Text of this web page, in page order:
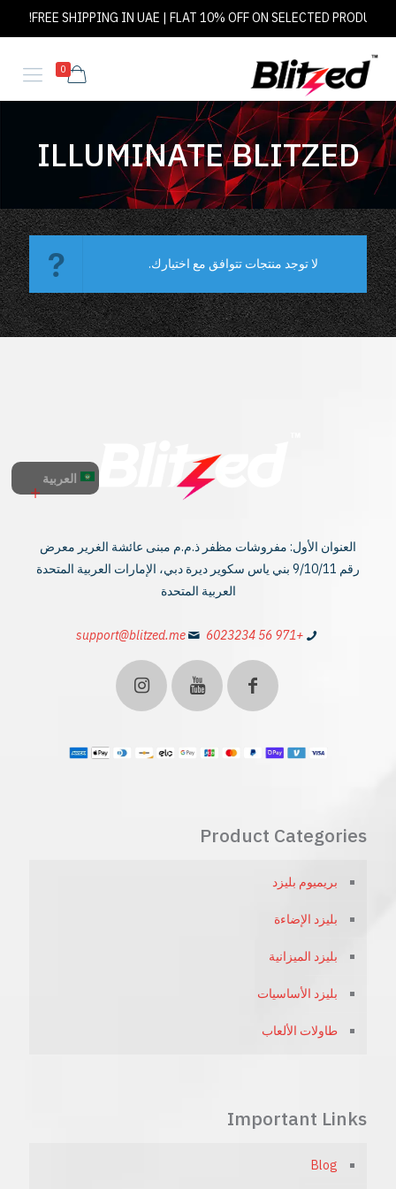
FREE SHIPPING IN UAE | FLAT 10% OFF ON SELECTED PRODUCTS!
0
ILLUMINATE BLITZED
لا توجد منتجات تتوافق مع اختيارك.
العنوان الأول: مفروشات مظفر ذ.م.م مبنى عائشة الغرير معرض
رقم 9/10/11 بني ياس سكوير ديرة دبي، الإمارات العربية المتحدة
العربية المتحدة
+971 56 6023234
support@blitzed.me
Product Categories
بريميوم بليزد
بليزد الإضاءة
بليزد الميزانية
بليزد الأساسيات
طاولات الألعاب
Important Links
Blog
العربية